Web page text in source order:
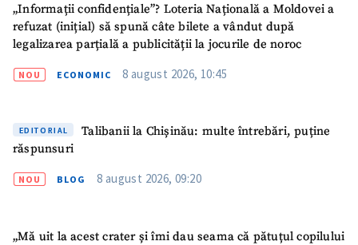
„Informații confidențiale”? Loteria Națională a Moldovei a
refuzat (inițial) să spună câte bilete a vândut după
legalizarea parțială a publicității la jocurile de noroc
NOU ECONOMIC 8 august 2026, 10:45
EDITORIAL
Talibanii la Chișinău: multe întrebări, puține
răspunsuri
NOU BLOG 8 august 2026, 09:20
„Mă uit la acest crater și îmi dau seama că pătuțul copilului